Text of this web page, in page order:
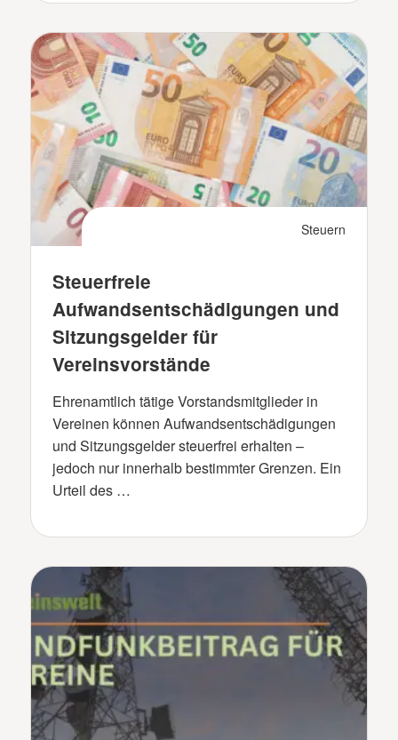
Steuern
Steuerfreie
Aufwandsentschädigungen und
Sitzungsgelder für
Vereinsvorstände
Ehrenamtlich tätige Vorstandsmitglieder in
Vereinen können Aufwandsentschädigungen
und Sitzungsgelder steuerfrei erhalten –
jedoch nur innerhalb bestimmter Grenzen. Ein
Urteil des …